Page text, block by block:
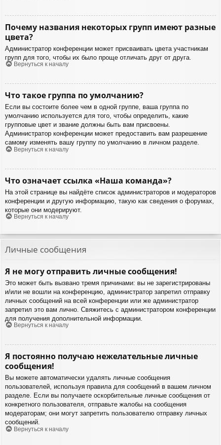
Почему названия некоторых групп имеют разные
цвета?
Администратор конференции может присваивать цвета участникам
групп для того, чтобы их было проще отличать друг от друга.
Вернуться к началу
Что такое группа по умолчанию?
Если вы состоите более чем в одной группе, ваша группа по
умолчанию используется для того, чтобы определить, какие
групповые цвет и звание должны быть вам присвоены.
Администратор конференции может предоставить вам разрешение
самому изменять вашу группу по умолчанию в личном разделе.
Вернуться к началу
Что означает ссылка «Наша команда»?
На этой странице вы найдёте список администраторов и модераторов
конференции и другую информацию, такую как сведения о форумах,
которые они модерируют.
Вернуться к началу
Личные сообщения
Я не могу отправить личные сообщения!
Это может быть вызвано тремя причинами: вы не зарегистрированы
и/или не вошли на конференцию, администратор запретил отправку
личных сообщений на всей конференции или же администратор
запретил это вам лично. Свяжитесь с администратором конференции
для получения дополнительной информации.
Вернуться к началу
Я постоянно получаю нежелательные личные
сообщения!
Вы можете автоматически удалять личные сообщения
пользователей, используя правила для сообщений в вашем личном
разделе. Если вы получаете оскорбительные личные сообщения от
конкретного пользователя, отправьте жалобы на сообщения
модераторам; они могут запретить пользователю отправку личных
сообщений.
Вернуться к началу